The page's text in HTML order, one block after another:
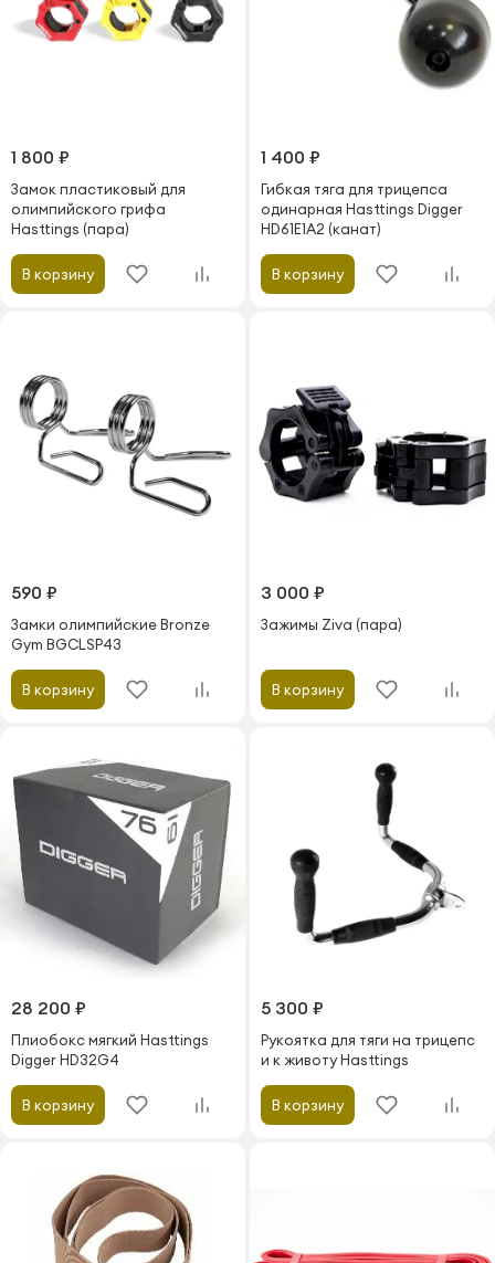
1 800 ₽
Замок пластиковый для
олимпийского грифа
Hasttings (пара)
В корзину
1 400 ₽
Гибкая тяга для трицепса
одинарная Hasttings Digger
HD61E1A2 (канат)
В корзину
590 ₽
Замки олимпийские Bronze
Gym BGCLSP43
В корзину
3 000 ₽
Зажимы Ziva (пара)
В корзину
28 200 ₽
Плиобокс мягкий Hasttings
Digger HD32G4
В корзину
5 300 ₽
Рукоятка для тяги на трицепс
и к животу Hasttings
В корзину